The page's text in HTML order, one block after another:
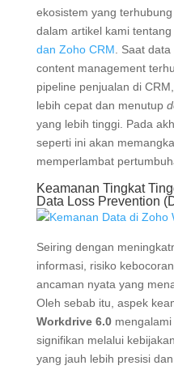
ekosistem yang
dalam artikel kami tentang
dan Zoho CRM . Saat
content management
pipeline penjualan di
lebih cepat dan menutup
yang lebih tinggi. Pada
seperti ini akan
memperlambat
Keamanan Tingkat
Data Loss Prevention
Seiring dengan
informasi, risiko
ancaman nyata yang
Oleh sebab itu, aspek
Workdrive 6.0mengalami
signifikan melalui kebijakan
yang jauh lebih presisi